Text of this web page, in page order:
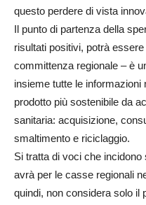
questo perdere di vista
Il punto di partenza della
risultati positivi, potrà
committenza regionale – è
insieme tutte le
prodotto più sostenibile da
sanitaria: acquisizione,
smaltimento e riciclaggio.
Si tratta di voci che
avrà per le casse regionali
quindi, non considera solo il